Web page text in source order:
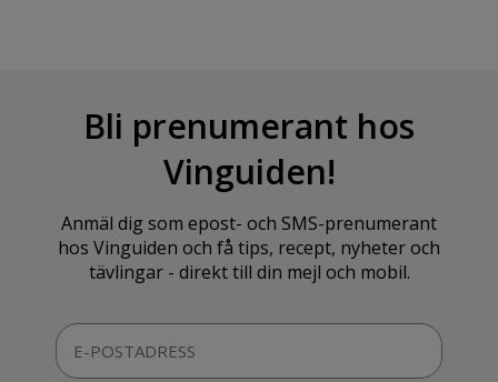
Bli prenumerant hos
Vinguiden!
Anmäl dig som epost- och SMS-prenumerant
hos Vinguiden och få tips, recept, nyheter och
tävlingar - direkt till din mejl och mobil.